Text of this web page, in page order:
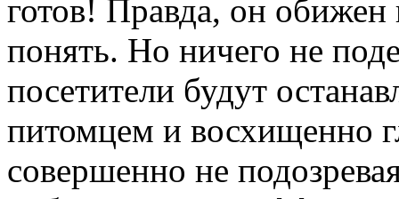
готов! Правда, он
понять. Но ничего не
посетители будут
питомцем и восхищенно
совершенно не